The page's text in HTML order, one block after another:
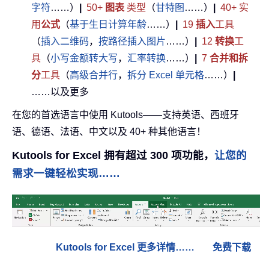
字符……） 50+ 图表 类型 （甘特图 ……）
40+ 实
用公式 （基于生日计算年龄……） 19 插入工具
（插入二维码， 按路径插入图片……） 12 转换工
具 （小写金额转大写， 汇率转换……） 7 合并和拆
分工具 （高级合并行， 拆分 Excel 单元格……）
……以及更多
在您的首选语言中使用 Kutools——支持英语、西班牙
语、德语、法语、中文以及 40+ 种其他语言！
Kutools for Excel 拥有超过 300 项功能， 让您的
需求一键轻松实现……
Kutools for Excel 更多详情…… 免费下载